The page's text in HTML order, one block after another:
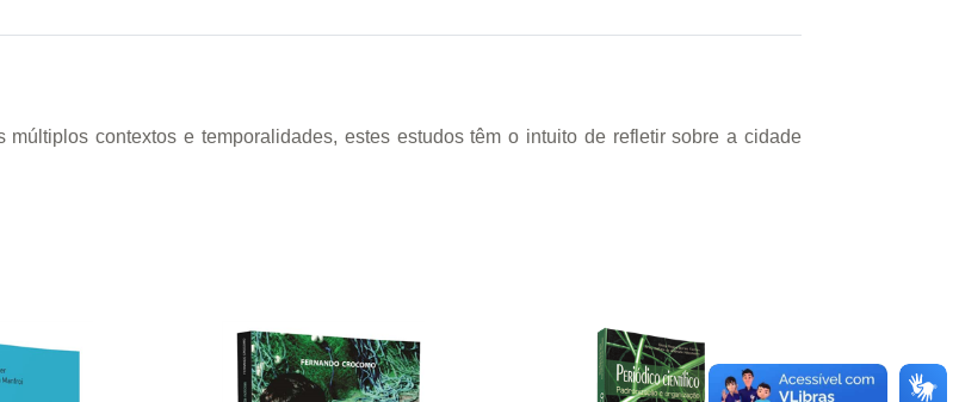
contextos e temporalidades, estes estudos têm o intuito de refletir sobre a cidade